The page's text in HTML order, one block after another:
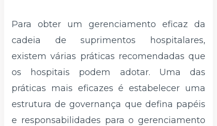
Para obter um gerenciamento eficaz da
cadeia de suprimentos hospitalares,
existem várias práticas recomendadas que
os hospitais podem adotar. Uma das
práticas mais eficazes é estabelecer uma
estrutura de governança que defina papéis
e responsabilidades para o gerenciamento